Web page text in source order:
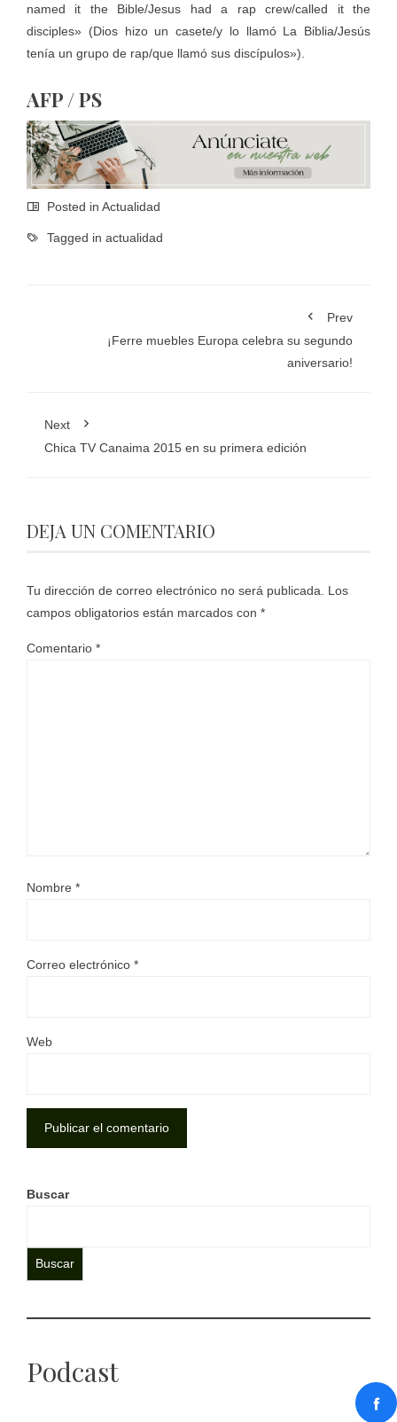
named it the Bible/Jesus had a rap crew/called it the
disciples» (Dios hizo un casete/y lo llamó La Biblia/Jesús
tenía un grupo de rap/que llamó sus discípulos»).
AFP / PS
Posted in Actualidad
Tagged in actualidad
Prev
¡Ferre muebles Europa celebra su segundo
aniversario!
Next
Chica TV Canaima 2015 en su primera edición
DEJA UN COMENTARIO
Tu dirección de correo electrónico no será publicada.
Los
campos obligatorios están marcados con *
Comentario *
Nombre *
Correo electrónico *
Web
Buscar
Buscar
Podcast